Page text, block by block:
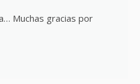
Muchas gracias por